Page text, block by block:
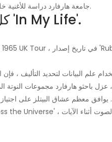
جامعة هارفارد دراسة للأغنية خلصت إلى أنه لا يمكن إلا أن يكون جون هو من كتبها.
كل الأدلة تشير إلى جون وراء 'In My Life'.
. يوافق معظم عشاق البيتلز على اجتياز